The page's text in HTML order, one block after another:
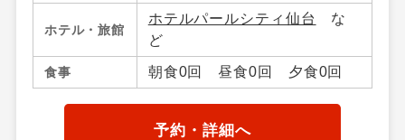
その他、山形県／山形市内・
山形蔵王・上山・赤湯温泉・
米沢・山形県その他、福島県
／福島市内・飯坂温泉・会津
若松・東山・芦ノ牧・喜多
方・熱塩温泉・磐梯高原・土
ホテル・旅館
ホテルパールシティ仙台
な
ど
食事 朝食0回 昼食0回 夕食0回
予約・詳細へ